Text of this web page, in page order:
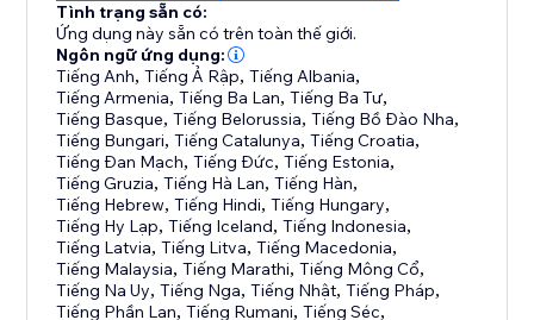
Tình trạng sẵn có:
Ứng dụng này sẵn có trên toàn thế giới.
Ngôn ngữ ứng dụng:
Tiếng Anh,Tiếng Ả Rập,Tiếng Albania,
Tiếng Armenia,Tiếng Ba Lan,Tiếng Ba Tư,
Tiếng Basque,Tiếng Belorussia,Tiếng Bồ Đào Nha,
Tiếng Bungari,Tiếng Catalunya,Tiếng Croatia,
Tiếng Đan Mạch,Tiếng Đức,Tiếng Estonia,
Tiếng Gruzia,Tiếng Hà Lan,Tiếng Hàn,
Tiếng Hebrew,Tiếng Hindi,Tiếng Hungary,
Tiếng Hy Lạp,Tiếng Iceland,Tiếng Indonesia,
Tiếng Latvia,Tiếng Litva,Tiếng Macedonia,
Tiếng Malaysia,Tiếng Marathi,Tiếng Mông Cổ,
Tiếng Na Uy,Tiếng Nga,Tiếng Nhật,Tiếng Pháp,
Tiếng Phần Lan,Tiếng Rumani,Tiếng Séc,